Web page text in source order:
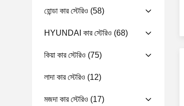
হোন্ডা কার স্টেরিও (58)
HYUNDAI কার স্টেরিও (68)
কিয়া কার স্টেরিও (75)
লাদা কার স্টেরিও (12)
মজদা কার স্টেরিও (17)